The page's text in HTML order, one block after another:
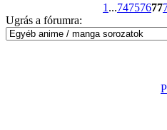
1 ...74757677
Ugrás a fórumra: